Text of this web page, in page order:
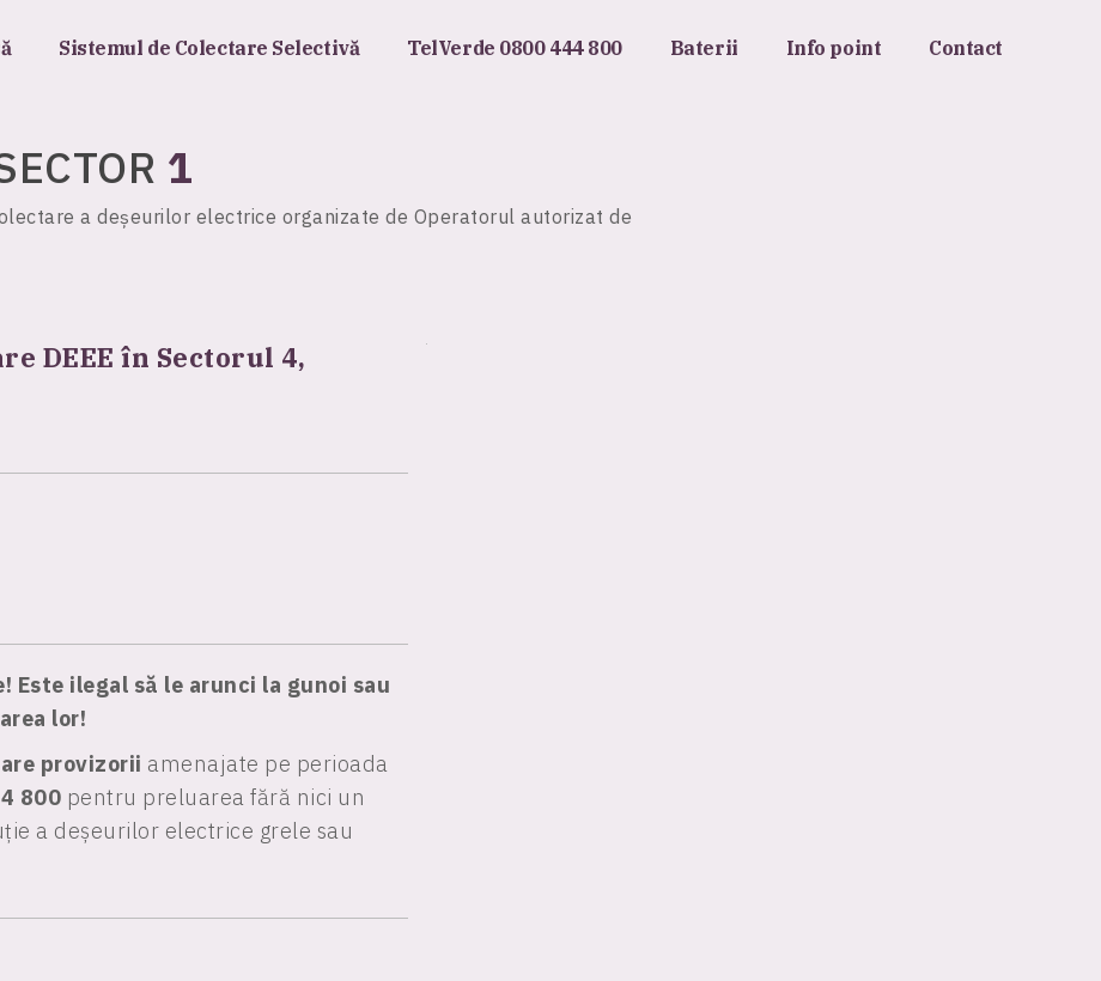
Sistemul de Colectare Selectivă TelVerde 0800 444 800 Baterii Info point Contact
1
a deșeurilor electrice organizate de Operatorul autorizat de
DEEE în Sectorul 4,
ilegal să le arunci la gunoi sau
lor!
provizorii amenajate pe perioada
800 pentru preluarea fără nici un
a deșeurilor electrice grele sau